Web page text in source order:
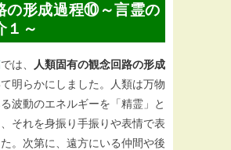
の形成過程⑩～言霊の
１～
では、
人類固有の観念回路の形成
明らかにしました。人類は万物
波動のエネルギーを「精霊」と
それを身振り手振りや表情で表
。次第に、遠方にいる仲間や後